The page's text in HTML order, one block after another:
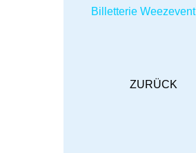
Billetterie Weezevent
ZURÜCK